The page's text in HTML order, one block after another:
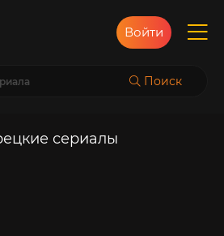
Поиск
Войти
сериалы